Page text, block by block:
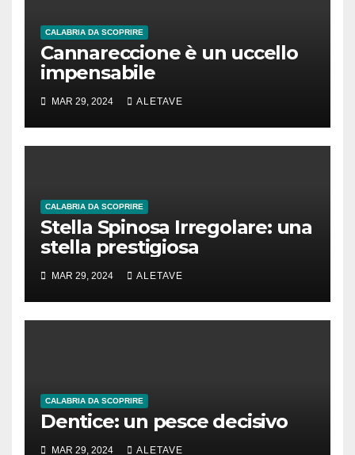
CALABRIA DA SCOPRIRE
Cannareccione è un uccello
impensabile
MAR 29, 2024 ALETAVE
CALABRIA DA SCOPRIRE
Stella Spinosa Irregolare: una
stella prestigiosa
MAR 29, 2024 ALETAVE
CALABRIA DA SCOPRIRE
Dentice: un pesce decisivo
MAR 29, 2024 ALETAVE